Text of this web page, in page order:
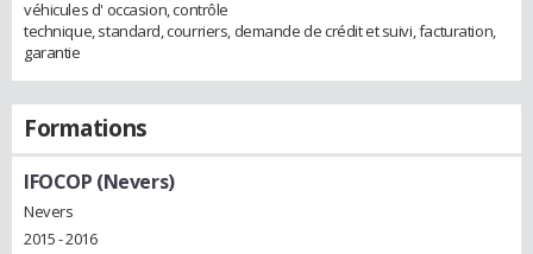
véhicules d' occasion, contrôle
technique, standard, courriers, demande de crédit et suivi, facturation,
garantie
Formations
IFOCOP (Nevers)
Nevers
2015 - 2016